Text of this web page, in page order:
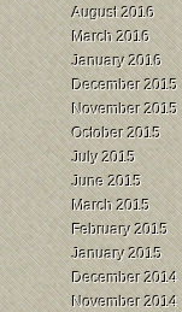
August 2016
March 2016
January 2016
December 2015
November 2015
October 2015
July 2015
June 2015
March 2015
February 2015
January 2015
December 2014
November 2014